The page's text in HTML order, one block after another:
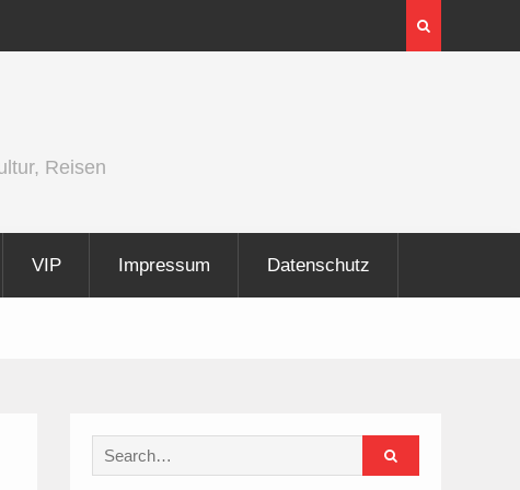
InnoTrans 2026 zeigt Technologien für die
Elektrifizierung der Schiene
Reisen
VIP Impressum Datenschutz
Search
for: